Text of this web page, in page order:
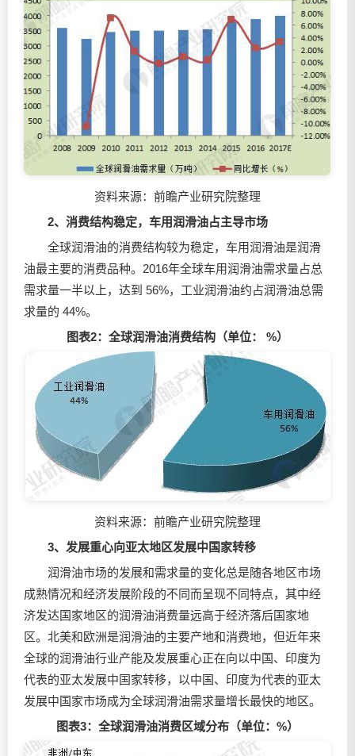
资料来源：前瞻产业研究院整理
2、消费结构稳定，车用润滑油占主导市场
全球润滑油的消费结构较为稳定，车用润滑油是润滑
油最主要的消费品种。2016年全球车用润滑油需求量占总
需求量一半以上，达到 56%，工业润滑油约占润滑油总需
求量的 44%。
图表2：全球润滑油消费结构（单位： %）
资料来源：前瞻产业研究院整理
3、发展重心向亚太地区发展中国家转移
润滑油市场的发展和需求量的变化总是随各地区市场
成熟情况和经济发展阶段的不同而呈现不同特点，其中经
济发达国家地区的润滑油消费量远高于经济落后国家地
区。北美和欧洲是润滑油的主要产地和消费地，但近年来
全球的润滑油行业产能及发展重心正在向以中国、印度为
代表的亚太发展中国家转移，以中国、印度为代表的亚太
发展中国家市场成为全球润滑油需求量增长最快的地区。
图表3：全球润滑油消费区域分布（单位：%）